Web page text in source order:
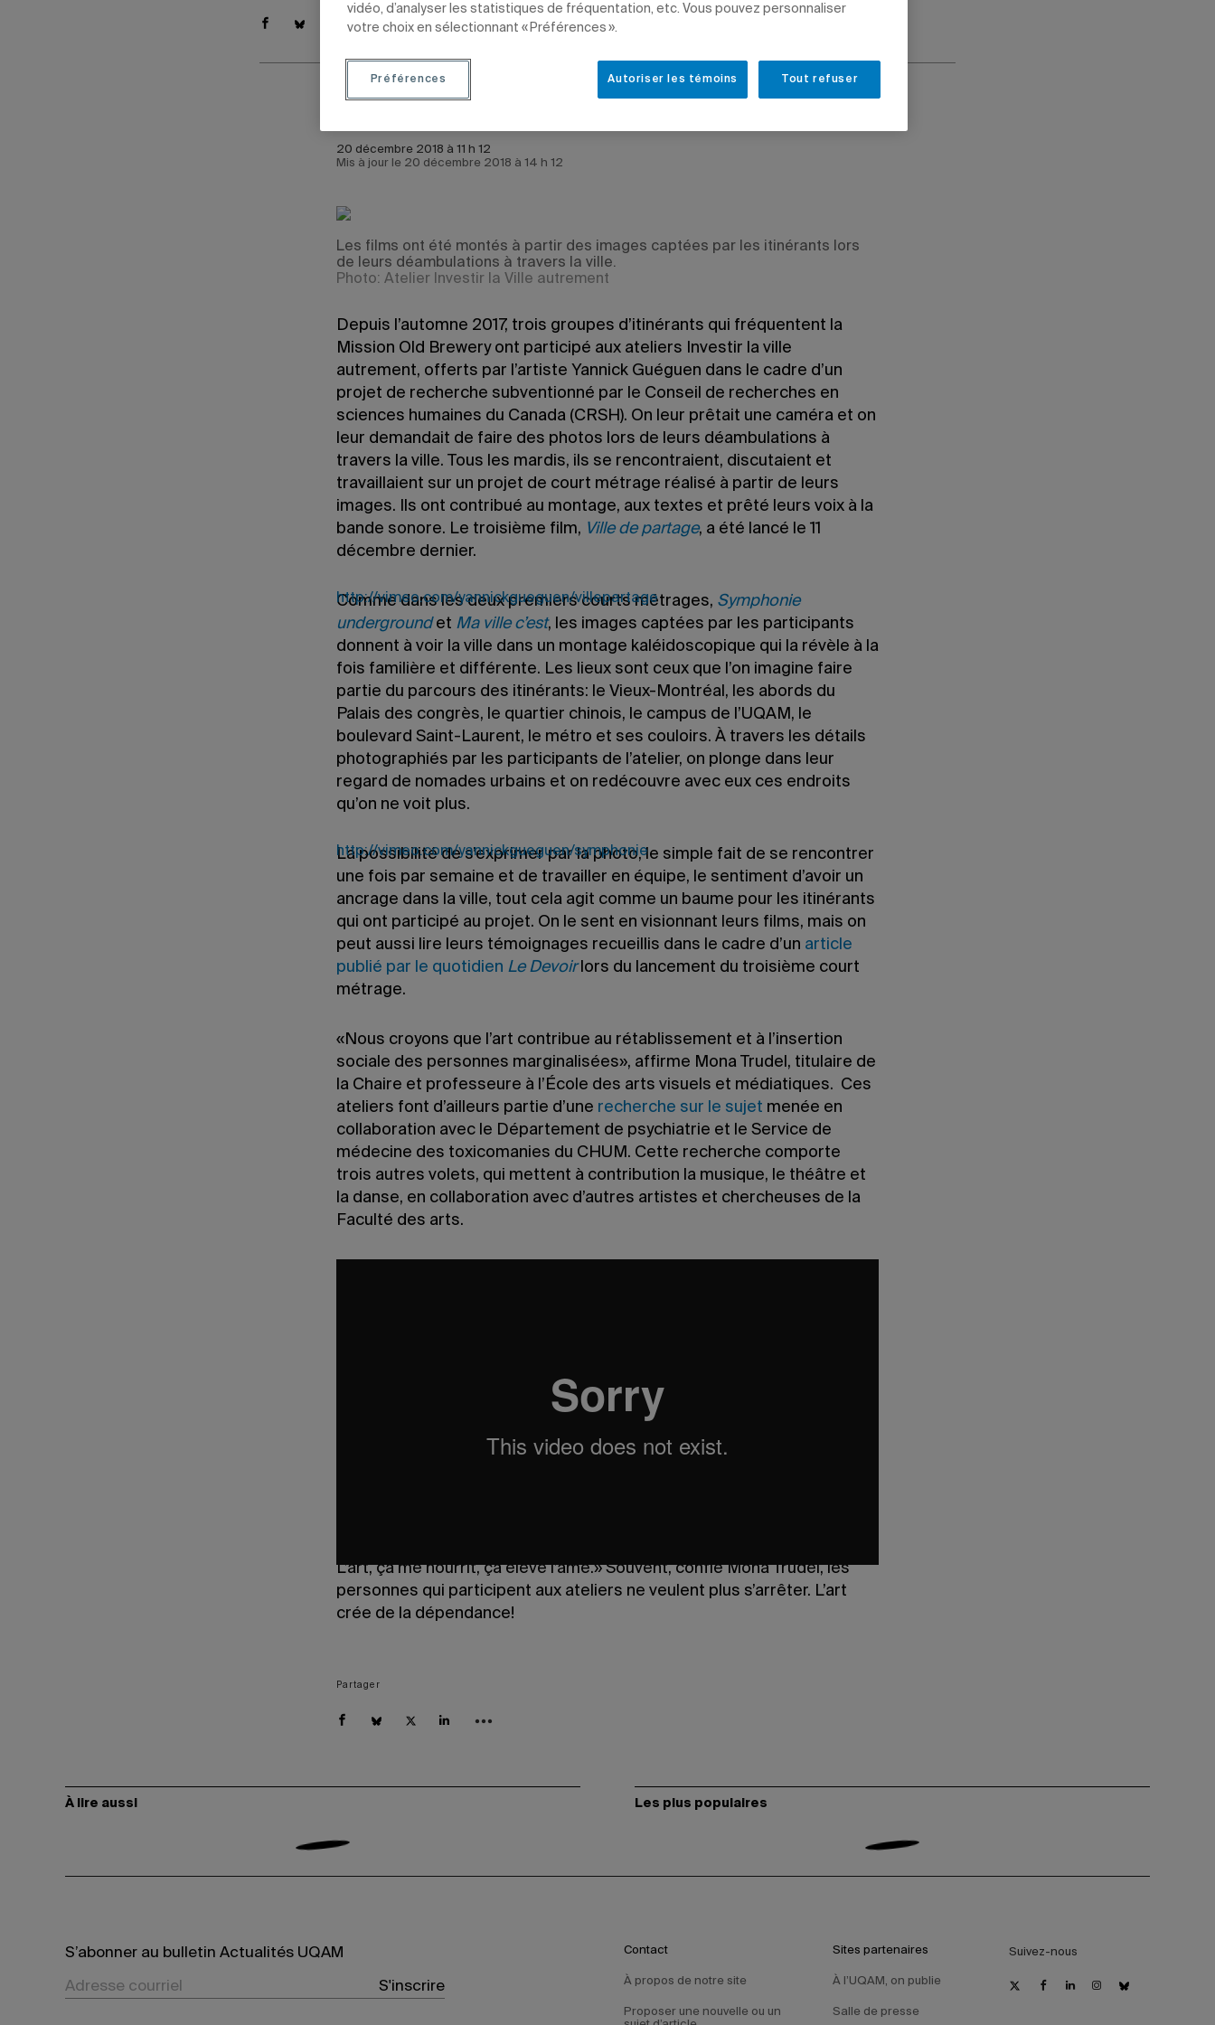
20 décembre 2018 à 11 h 12
Mis à jour le 20 décembre 2018 à 14 h 12
Les films ont été montés à partir des images captées par les itinérants lors
de leurs déambulations à travers la ville.
Photo: Atelier Investir la Ville autrement
Depuis l’automne 2017, trois groupes d’itinérants qui fréquentent la
Mission Old Brewery ont participé aux ateliers Investir la ville
autrement, offerts par l’artiste Yannick Guéguen dans le cadre d’un
projet de recherche subventionné par le Conseil de recherches en
sciences humaines du Canada (CRSH). On leur prêtait une caméra et on
leur demandait de faire des photos lors de leurs déambulations à
travers la ville. Tous les mardis, ils se rencontraient, discutaient et
travaillaient sur un projet de court métrage réalisé à partir de leurs
images. Ils ont contribué au montage, aux textes et prêté leurs voix à la
bande sonore. Le troisième film, Ville de partage, a été lancé le 11
décembre dernier.
http://vimeo.com/yannickgueguen/villepartage
Comme dans les deux premiers courts métrages, Symphonie
undergroundet Ma ville c’est, les images captées par les participants
donnent à voir la ville dans un montage kaléidoscopique qui la révèle à la
fois familière et différente. Les lieux sont ceux que l’on imagine faire
partie du parcours des itinérants: le Vieux-Montréal, les abords du
Palais des congrès, le quartier chinois, le campus de l’UQAM, le
boulevard Saint-Laurent, le métro et ses couloirs. À travers les détails
photographiés par les participants de l’atelier, on plonge dans leur
regard de nomades urbains et on redécouvre avec eux ces endroits
qu’on ne voit plus.
http://vimeo.com/yannickgueguen/symphonie
La possibilité de s’exprimer par la photo, le simple fait de se rencontrer
une fois par semaine et de travailler en équipe, le sentiment d’avoir un
ancrage dans la ville, tout cela agit comme un baume pour les itinérants
qui ont participé au projet. On le sent en visionnant leurs films, mais on
peut aussi lire leurs témoignages recueillis dans le cadre d’un article
publié par le quotidien Le Devoirlors du lancement du troisième court
métrage.
«Nous croyons que l’art contribue au rétablissement et à l’insertion
sociale des personnes marginalisées», affirme Mona Trudel, titulaire de
la Chaire et professeure à l’École des arts visuels et médiatiques. Ces
ateliers font d’ailleurs partie d’une recherche sur le sujet menée en
collaboration avec le Département de psychiatrie et le Service de
médecine des toxicomanies du CHUM. Cette recherche comporte
trois autres volets, qui mettent à contribution la musique, le théâtre et
la danse, en collaboration avec d’autres artistes et chercheuses de la
Faculté des arts.
, le poème de Michèle Lalonde. Dans les images que les itinérants
ont composées se retrouvent de nombreuses évocations artistiques:
œuvres vues au Musée McCord, à la Galerie de l’UQAM ou dans le
L’art, ça me nourrit, ça élève l’âme.» Souvent, confie Mona Trudel, les
personnes qui participent aux ateliers ne veulent plus s’arrêter. L’art
crée de la dépendance!
Partager
À lire aussi Les plus populaires
S’abonner au bulletin Actualités UQAM
S'inscrire
Contact
À propos de notre site
Proposer une nouvelle ou un
Sites partenaires
À l’UQAM, on publie
Salle de presse
Suivez-nous
vidéo, d’analyser les statistiques de fréquentation, etc. Vous pouvez personnaliser
votre choix en sélectionnant « Préférences ».
Tout refuser
Autoriser les témoins
Préférences